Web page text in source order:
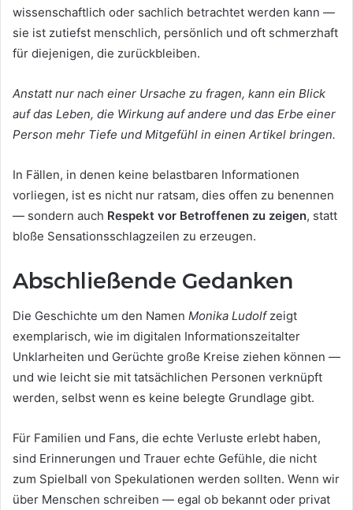
wissenschaftlich oder sachlich betrachtet werden kann —
sie ist zutiefst menschlich, persönlich und oft schmerzhaft
für diejenigen, die zurückbleiben.
Anstatt nur nach einer Ursache zu fragen, kann ein Blick
auf das Leben, die Wirkung auf andere und das Erbe einer
Person mehr Tiefe und Mitgefühl in einen Artikel bringen.
In Fällen, in denen keine belastbaren Informationen
vorliegen, ist es nicht nur ratsam, dies offen zu benennen
— sondern auch Respekt vor Betroffenen zu zeigen, statt
bloße Sensationsschlagzeilen zu erzeugen.
Abschließende Gedanken
Die Geschichte um den Namen Monika Ludolfzeigt
exemplarisch, wie im digitalen Informationszeitalter
Unklarheiten und Gerüchte große Kreise ziehen können —
und wie leicht sie mit tatsächlichen Personen verknüpft
werden, selbst wenn es keine belegte Grundlage gibt.
Für Familien und Fans, die echte Verluste erlebt haben,
sind Erinnerungen und Trauer echte Gefühle, die nicht
zum Spielball von Spekulationen werden sollten. Wenn wir
über Menschen schreiben — egal ob bekannt oder privat